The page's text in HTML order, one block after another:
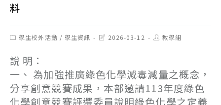
料
Post學生校外活動 / 學生資訊
Post2026-03-12
Post教學組
說 明：
一、 為加強推廣綠色化學減毒減量之概念，
分享創意競賽成果，本部邀請113年度綠色
化學創意競賽評選委員說明綠色化學之定義